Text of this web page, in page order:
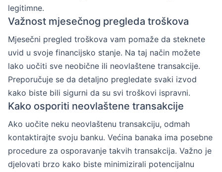
legitimne.
Važnost mjesečnog pregleda troškova
Mjesečni pregled troškova vam pomaže da steknete
uvid u svoje financijsko stanje. Na taj način možete
lako uočiti sve neobične ili neovlaštene transakcije.
Preporučuje se da detaljno pregledate svaki izvod
kako biste bili sigurni da su svi troškovi ispravni.
Kako osporiti neovlaštene transakcije
Ako uočite neku neovlaštenu transakciju, odmah
kontaktirajte svoju banku. Većina banaka ima posebne
procedure za osporavanje takvih transakcija. Važno je
djelovati brzo kako biste minimizirali potencijalnu